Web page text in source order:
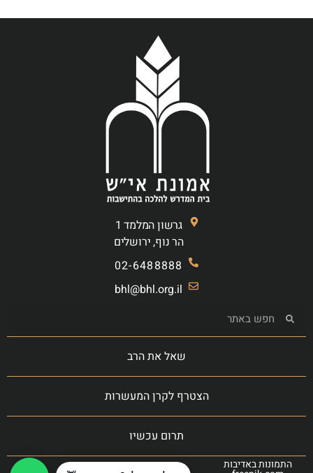
גרשון המלמד 1
הר נוף, ירושלים
02-6488888
bhl@bhl.org.il
שאל את הרב
הצטרף לקרן המעשרות
תרום עכשיו
התמונות באדיבות